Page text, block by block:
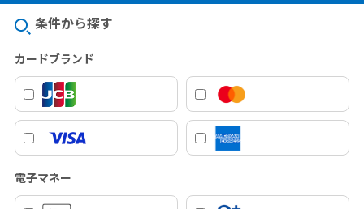
条件から探す
カードブランド
電子マネー